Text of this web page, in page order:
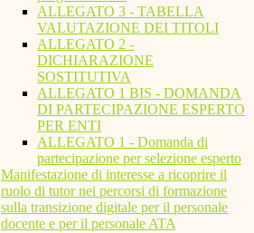
ALLEGATO 3 - TABELLA
VALUTAZIONE DEI TITOLI
ALLEGATO 2 -
DICHIARAZIONE
SOSTITUTIVA
ALLEGATO 1 BIS - DOMANDA
DI PARTECIPAZIONE ESPERTO
PER ENTI
ALLEGATO 1 - Domanda di
partecipazione per selezione esperto
Manifestazione di interesse a ricoprire il
ruolo di tutor nei percorsi di formazione
sulla transizione digitale per il personale
docente e per il personale ATA